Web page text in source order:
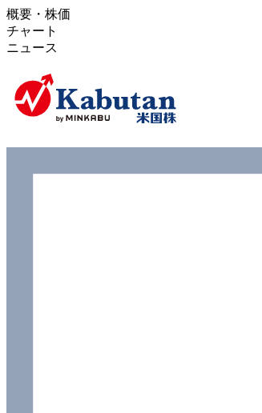
概要・株価
チャート
ニュース